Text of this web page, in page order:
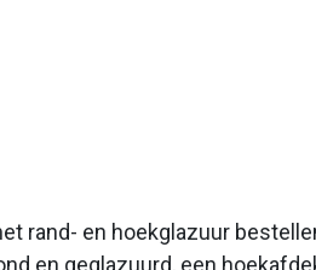
rand- en hoekglazuur